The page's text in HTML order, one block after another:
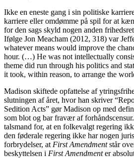
Ikke en eneste gang i sin politiske
karriere eller omdømme på spil for at
for den sags skyld nogen anden
Ifølge Jon Meacham (2012, 318) var
whatever means would improve the
hour. (…) He was not intellectually
theme did run through his politics and
it took, within reason, to arrange the
Madison skiftede opfattelse af
slutningen af året, hvor han skriver
Sedition Acts” gør Madison op med
som blot og bar fravær af
talsmand for, at en folkevalgt regering
den føderale regering ikke har nogen
forbrydelser, at First Amendmentstår
beskyttelsen i First Amendmenter